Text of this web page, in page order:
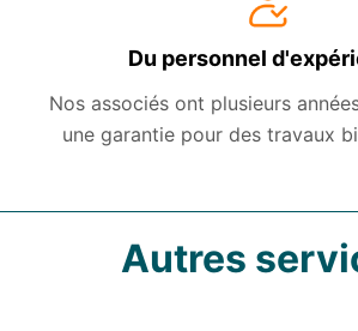
Du personnel
Nos associés ont plusieurs
une garantie pour des travaux
Autres